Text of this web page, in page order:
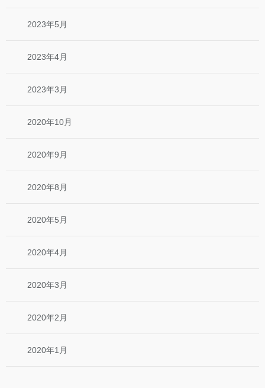
2023年5月
2023年4月
2023年3月
2020年10月
2020年9月
2020年8月
2020年5月
2020年4月
2020年3月
2020年2月
2020年1月